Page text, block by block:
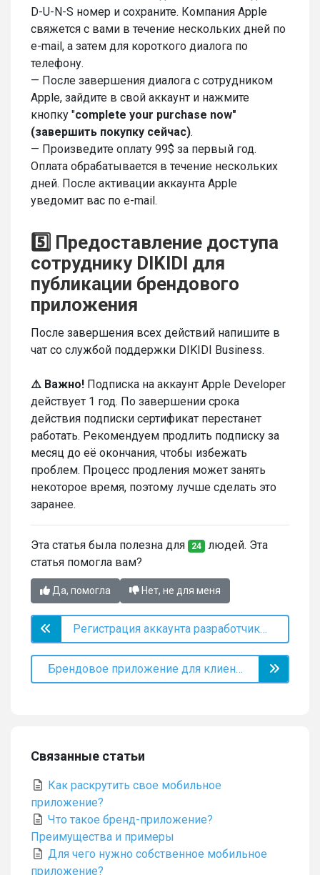
D-U-N-S номер и сохраните. Компания Apple
свяжется с вами в течение нескольких дней по
e-mail, а затем для короткого диалога по
телефону.
— После завершения диалога с сотрудником
Apple, зайдите в свой аккаунт и нажмите
кнопку "complete your purchase now"
(завершить покупку сейчас).
— Произведите оплату 99$ за первый год.
Оплата обрабатывается в течение нескольких
дней. После активации аккаунта Apple
уведомит вас по e-mail.
5️⃣ Предоставление доступа
сотруднику DIKIDI для
публикации брендового
приложения
После завершения всех действий напишите в
чат со службой поддержки DIKIDI Business.
⚠️ Важно! Подписка на аккаунт Apple Developer
действует 1 год. По завершении срока
действия подписки сертификат перестанет
работать. Рекомендуем продлить подписку за
месяц до её окончания, чтобы избежать
проблем. Процесс продления может занять
некоторое время, поэтому лучше сделать это
заранее.
Эта статья была полезна для 24 людей. Эта
статья помогла вам?
Да, помогла Нет, не для меня
Регистрация аккаунта разработчика в App Store для индивидуальных предпринимателей
Брендовое приложение для клиентов в App Store и Google Play
Связанные статьи
Как раскрутить свое мобильное
приложение?
Что такое бренд-приложение?
Преимущества и примеры
Для чего нужно собственное мобильное
приложение?